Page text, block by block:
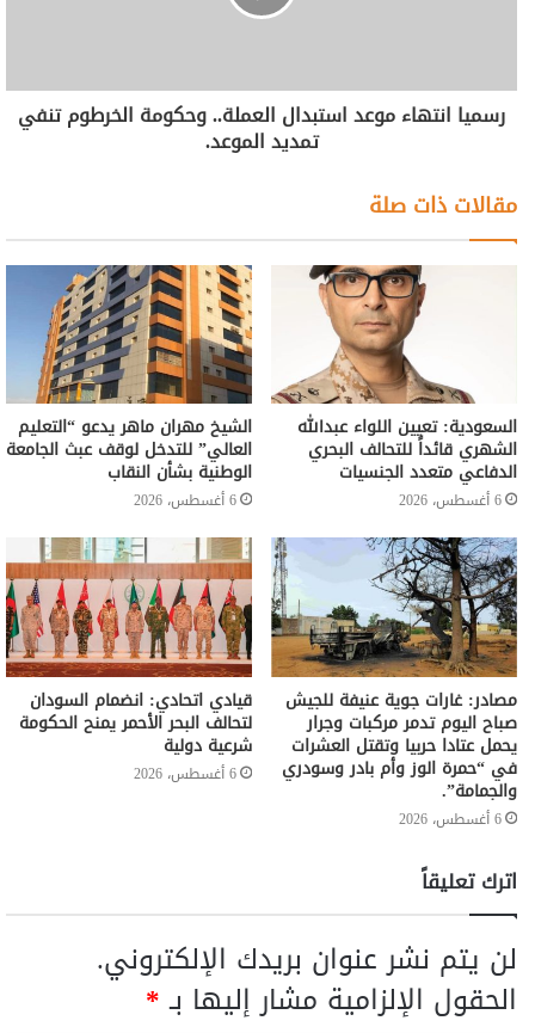
رسميا انتهاء موعد استبدال العملة.. وحكومة الخرطوم تنفي
تمديد الموعد.
مقالات ذات صلة
السعودية: تعيين اللواء عبدالله
الشهري قائداً للتحالف البحري
الدفاعي متعدد الجنسيات
6 أغسطس، 2026
الشيخ مهران ماهر يدعو “التعليم
العالي” للتدخل لوقف عبث الجامعة
الوطنية بشأن النقاب
6 أغسطس، 2026
مصادر: غارات جوية عنيفة للجيش
صباح اليوم تدمر مركبات وجرار
يحمل عتادا حربيا وتقتل العشرات
في “حمرة الوز وأم بادر وسودري
والجمامة”.
6 أغسطس، 2026
قيادي اتحادي: انضمام السودان
لتحالف البحر الأحمر يمنح الحكومة
شرعية دولية
6 أغسطس، 2026
اترك تعليقاً
لن يتم نشر عنوان بريدك الإلكتروني.
الحقول الإلزامية مشار إليها بـ*